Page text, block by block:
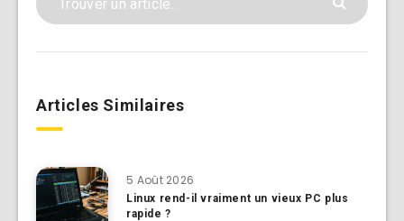
Articles Similaires
5 Août 2026
Linux rend-il vraiment un vieux PC plus
rapide ?